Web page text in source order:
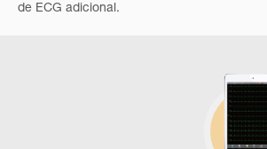
de ECG adicional.